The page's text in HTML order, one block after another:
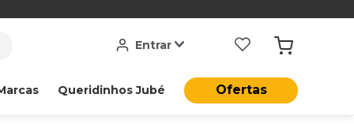
Entrar
Queridinhos Jubé Ofertas